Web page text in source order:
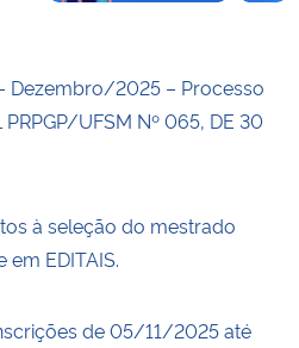
Dezembro/2025 – Processo
UFSM Nº 065, DE 30
à seleção do mestrado
EDITAIS.
de 05/11/2025 até